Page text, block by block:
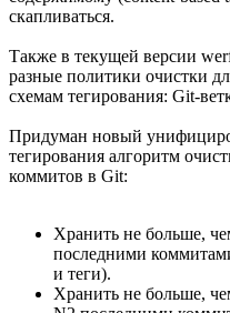
скапливаться.
Также в текущей версии
разные политики очистки
схемам тегирования: Git-
Придуман новый
тегирования алгоритм
коммитов в Git:
Хранить не больше,
последними
и теги).
Хранить не больше,